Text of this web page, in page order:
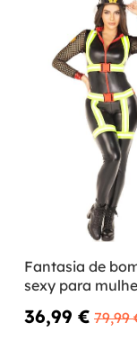
Fantasia de
sexy para
36,99 € 79,99